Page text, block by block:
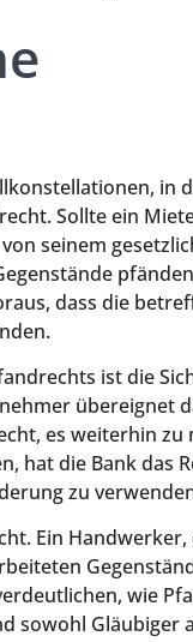
in
Sollte ein
seinem
dass die
ist die
übereignet
es weiterhin zu
hat die Bank das
zu
Ein Handwerker,
wie
sowohl Gläubiger